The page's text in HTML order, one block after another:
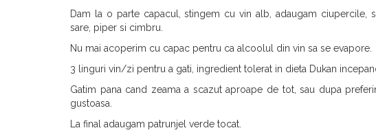
Dam la o parte capacul, stingem cu vin alb, adaugam ciupercile,
sare, piper si cimbru.
Nu mai acoperim cu capac pentru ca alcoolul din vin sa se evapore.
3 linguri vin/zi pentru a gati, ingredient tolerat in dieta Dukan
Gatim pana cand zeama a scazut aproape de tot, sau dupa
gustoasa.
La final adaugam patrunjel verde tocat.